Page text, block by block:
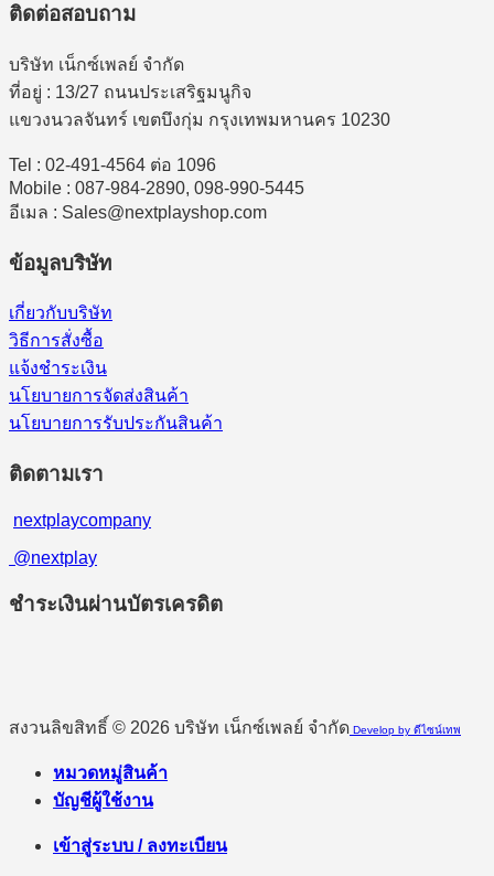
ติดต่อสอบถาม
บริษัท เน็กซ์เพลย์ จำกัด
ที่อยู่ : 13/27 ถนนประเสริฐมนูกิจ
แขวงนวลจันทร์ เขตบึงกุ่ม กรุงเทพมหานคร 10230
Tel : 02-491-4564 ต่อ 1096
Mobile : 087-984-2890, 098-990-5445
อีเมล : Sales@nextplayshop.com
ข้อมูลบริษัท
เกี่ยวกับบริษัท
วิธีการสั่งซื้อ
แจ้งชำระเงิน
นโยบายการจัดส่งสินค้า
นโยบายการรับประกันสินค้า
ติดตามเรา
nextplaycompany
@nextplay
ชำระเงินผ่านบัตรเครดิต
สงวนลิขสิทธิ์ © 2026 บริษัท เน็กซ์เพลย์ จำกัด Develop by ดีไซน์เทพ
หมวดหมู่สินค้า
บัญชีผู้ใช้งาน
เข้าสู่ระบบ / ลงทะเบียน